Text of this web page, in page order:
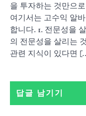
을 투자하는 것만으
여기서는 고수익 알
합니다. 1. 전문성을
의 전문성을 살리는
관련 지식이 있다면
답글 남기기